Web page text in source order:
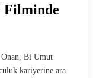
Filminde
Bi Umut
kariyerine ara